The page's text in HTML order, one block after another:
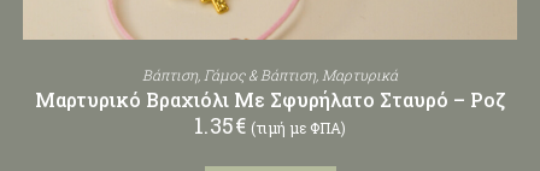
Βάπτιση Γάμος & Βάπτιση Μαρτυρικά
Μαρτυρικό Βραχιόλι Με Σφυρήλατο Σταυρό – Ροζ
1.35€ (τιμή με ΦΠΑ)